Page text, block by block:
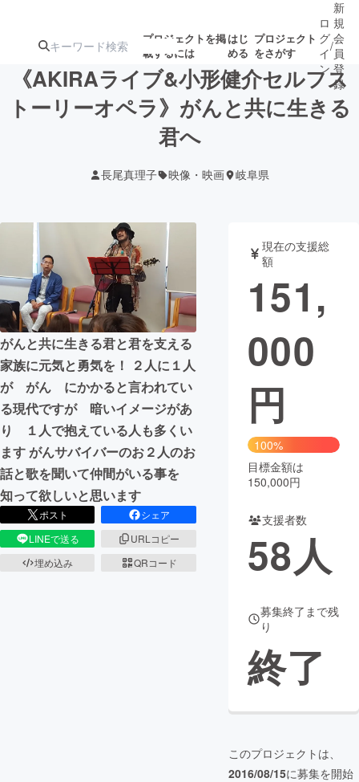
プロジェクトを掲
載するには
はじ
める
プロジェクト
をさがす
注目の新着プロ募集終了が近いプ
テクノロジー・ガジェット
映像・映画 書籍・雑誌
ビジネス・起業 チャレンジ
まちづくり・地域活性化
CAMPFIRE for Social Good
CAMPFIRE Creation
CAMPFIREふるさと納税machi-ya コミュニティ
ロ
グ
イ
ン
/
新
規
会
員
登
録
《AKIRAライブ&小形健介セルフス
トーリーオペラ》がんと共に生きる
君へ
長尾真理子 映像・映画 岐阜県
がんと共に生きる君と君を支える
家族に元気と勇気を！ ２人に１人
が がん にかかると言われてい
る現代ですが 暗いイメージがあ
り １人で抱えている人も多くい
ます がんサバイバーのお２人のお
話と歌を聞いて仲間がいる事を
知って欲しいと思います
ポスト
シェア
LINEで送る
URLコピー
埋め込み
QRコード
現在の支援総
額
151,
000
円
100%
目標金額は
150,000円
支援者数
58人
募集終了まで残
り
終了
このプロジェクトは、
2016/08/15に募集を開始